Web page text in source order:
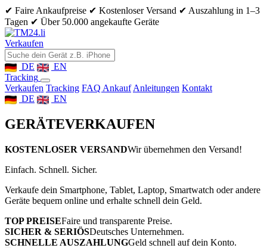
✔ Faire Ankaufpreise ✔ Kostenloser Versand ✔ Auszahlung in 1–3
Tagen ✔ Über 50.000 angekaufte Geräte
Verkaufen
DE
EN
Tracking
Verkaufen Tracking FAQ Ankauf Anleitungen Kontakt
DE
EN
GERÄTEVERKAUFEN
KOSTENLOSER VERSANDWir übernehmen den Versand!
Einfach. Schnell. Sicher.
Verkaufe dein Smartphone, Tablet, Laptop, Smartwatch oder andere
Geräte bequem online und erhalte schnell dein Geld.
TOP PREISEFaire und transparente Preise.
SICHER & SERIÖSDeutsches Unternehmen.
SCHNELLE AUSZAHLUNGGeld schnell auf dein Konto.